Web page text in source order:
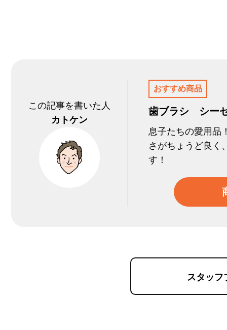
この記事を書いた人
カトケン
おすすめ商品
歯ブラシ シー
息子たちの愛用品
さがちょうど良く
す！
スタッフ